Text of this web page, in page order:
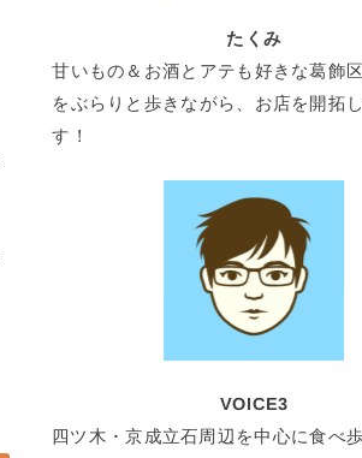
たくみ
甘いもの＆お酒とアテも好きな葛飾
をぶらりと歩きながら、お店を開拓
す！
VOICE3
四ツ木・京成立石周辺を中心に食べ